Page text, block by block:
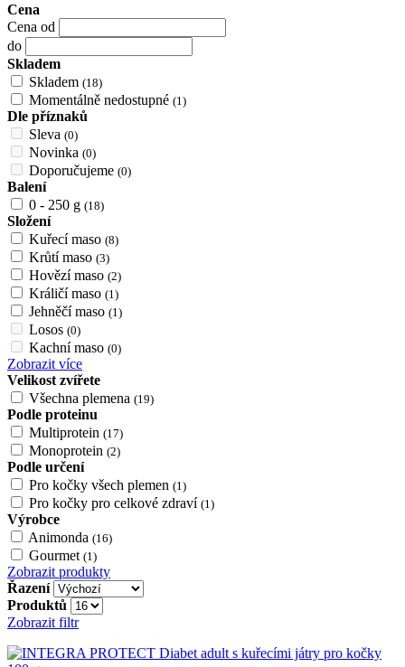
Cena
Cena od
do
Skladem
Skladem (18)
Momentálně nedostupné (1)
Dle příznaků
Sleva (0)
Novinka (0)
Doporučujeme (0)
Balení
0 - 250 g (18)
Složení
Kuřecí maso (8)
Krůtí maso (3)
Hovězí maso (2)
Králičí maso (1)
Jehněčí maso (1)
Losos (0)
Kachní maso (0)
Zobrazit více
Velikost zvířete
Všechna plemena (19)
Podle proteinu
Multiprotein (17)
Monoprotein (2)
Podle určení
Pro kočky všech plemen (1)
Pro kočky pro celkové zdraví (1)
Výrobce
Animonda (16)
Gourmet (1)
Zobrazit produkty
Řazení
Produktů
Zobrazit filtr